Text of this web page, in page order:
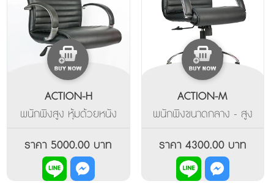
ACTION-H
พนักพิงสูง หุ้มด้วยหนัง
หลักเป็นเหล็กหนาชุบโครเมี่
ยมเงา แขน บุด้วยฟองทับ
โครงเหล็ก ปิดหุ้มทับด้วย
ราคา 5000.00 บาท
ACTION-M
พนักพิงขนาดกลาง - สูง
วางทับอีกชั้นด้วยหนังนิ่ม
อีกชั้น ขาพลาสติกดำอย่าง
ดี ปรับที่นั่งขึ้นลงด้วยไฮ
ราคา 4300.00 บาท